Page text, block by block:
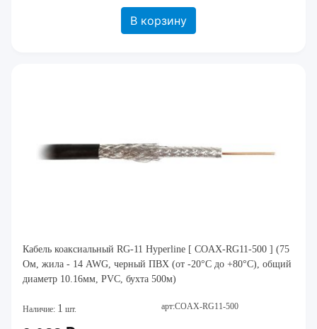
В корзину
Кабель коаксиальный RG-11 Hyperline [ COAX-RG11-500 ] (75
Ом, жила - 14 AWG, черный ПВХ (от -20°C дo +80°C), общий
диаметр 10.16мм, PVC, бухта 500м)
Наличие: 1 шт. арт:COAX-RG11-500